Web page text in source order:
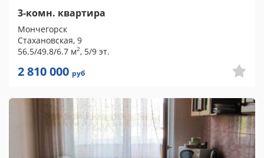
3-комн. квартира
Мончегорск
Стахановская, 9
56.5/49.8/6.7 м2, 5/9 эт.
2 810 000 руб